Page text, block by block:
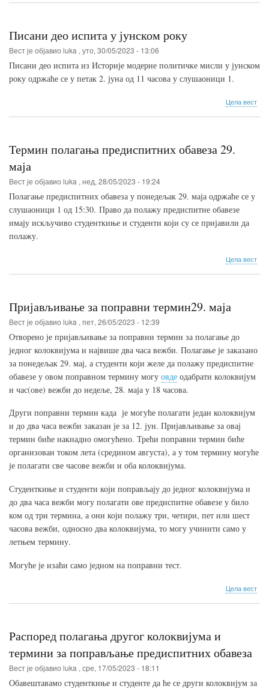
Писани део испита у јунском року
Вест је објавио luka , уто, 30/05/2023 - 13:06
Писани део испита из Историје модерне политичке мисли у јунском
року одржаће се у петак 2. јуна од 11 часова у слушаоници 1.
Цела весто
Термин полагања предиспитних обавеза 29.
маја
Вест је објавио luka , нед, 28/05/2023 - 19:24
Полагање предиспитних обавеза у понедељак 29. маја одржаће се у
слушаоници 1 од 15:30. Право да полажу предиспитне обавезе
имају искључиво студенткиње и студенти који су се пријавили да
полажу.
Цела весто
Пријављивање за поправни термин29. маја
Вест је објавио luka , пет, 26/05/2023 - 12:39
Отворено је пријављивање за поправни термин за полагање до
једног колоквијума и највише два часа вежби. Полагање је заказано
за понедељак 29. мај, а студенти који желе да полажу предиспитне
обавезе у овом поправном термину могу овде одабрати колоквијум
и час(ове) вежби до недеље, 28. маја у 18 часова.
Други поправни термин када је могуће полагати један колоквијум
и до два часа вежби заказан је за 12. јун. Пријављивање за овај
термин биће накнадно омогућено. Трећи поправни термин биће
организован током лета (средином августа), а у том термину могуће
је полагати све часове вежби и оба колоквијума.
Студенткиње и студенти који поправљају до једног колоквијума и
до два часа вежби могу полагати ове предиспитне обавезе у било
ком од три термина, а они који полажу три, четири, пет или шест
часова вежби, односно два колоквијума, то могу учинити само у
летњем термину.
Могуће је изаћи само једном на поправни тест.
Цела весто
Распоред полагања другог колоквијума и
термини за поправљање предиспитних обавеза
Вест је објавио luka , сре, 17/05/2023 - 18:11
Обавештавамо студенткиње и студенте да ће се други колоквијум за